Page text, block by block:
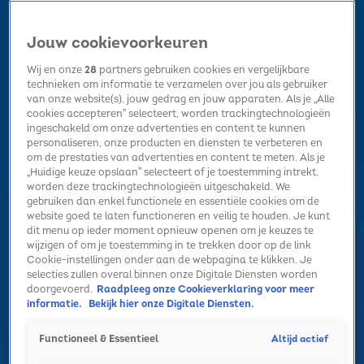
Home Radio luisteren Hitlijsten Acties Kerst Nieuws
Volg Sky Radio
Zoeken
HomeRadio luisterenActies Alle zendersSummer Top 101
Jouw cookievoorkeuren
Wij en onze28partners gebruiken cookies en vergelijkbare
technieken om informatie te verzamelen over jou als gebruiker
van onze website(s), jouw gedrag en jouw apparaten. Als je „Alle
cookies accepteren” selecteert, worden trackingtechnologieën
ingeschakeld om onze advertenties en content te kunnen
personaliseren, onze producten en diensten te verbeteren en
om de prestaties van advertenties en content te meten. Als je
„Huidige keuze opslaan” selecteert of je toestemming intrekt,
worden deze trackingtechnologieën uitgeschakeld. We
gebruiken dan enkel functionele en essentiële cookies om de
website goed te laten functioneren en veilig te houden. Je kunt
dit menu op ieder moment opnieuw openen om je keuzes te
wijzigen of om je toestemming in te trekken door op de link
Cookie-instellingen onder aan de webpagina te klikken. Je
selecties zullen overal binnen onze Digitale Diensten worden
doorgevoerd. Raadpleeg onze Cookieverklaring voor meer
informatie.
Bekijk hier onze Digitale Diensten.
Functioneel & Essentieel Altijd actief